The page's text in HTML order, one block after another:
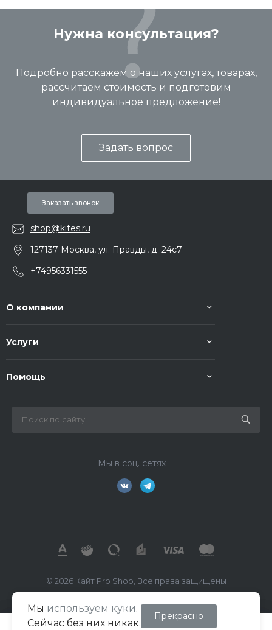
Нужна консультация?
Подробно расскажем о наших услугах, товарах,
рассчитаем стоимость и подготовим
индивидуальное предложение!
Задать вопрос
Заказать звонок
shop@kites.ru
127137 Москва, ул. Правды, д. 24с7
+74956331555
О компании
Услуги
Помощь
Мы в соц. сетях
© 2026 Кайт Pro Shop, Все права защищены
ИП Маркелов В.А.
ИНН 026702391260
Мы используем куки.
Сейчас без них никак.
Прекрасно